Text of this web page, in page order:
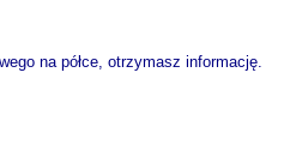
na półce, otrzymasz informację.